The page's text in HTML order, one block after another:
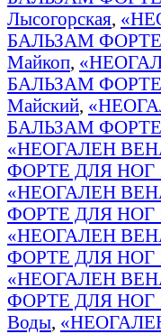
Лысогорская,
БАЛЬЗАМ
Майкоп,
БАЛЬЗАМ
Майский,
БАЛЬЗАМ ФОРТЕ
«НЕОГАЛЕН
ФОРТЕ ДЛЯ НОГ
«НЕОГАЛЕН
ФОРТЕ ДЛЯ НОГ
«НЕОГАЛЕН
ФОРТЕ ДЛЯ НОГ
«НЕОГАЛЕН
ФОРТЕ ДЛЯ НОГ
Воды,